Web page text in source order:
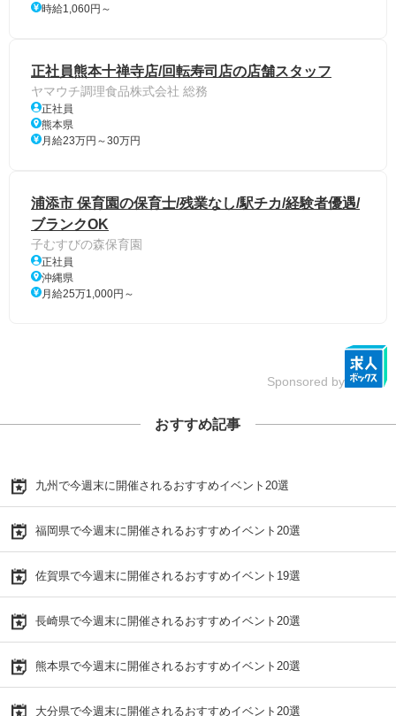
時給1,060円～
正社員熊本十禅寺店/回転寿司店の店舗スタッフ
ヤマウチ調理食品株式会社 総務
正社員
熊本県
月給23万円～30万円
浦添市 保育園の保育士/残業なし/駅チカ/経験者優遇/
ブランクOK
子むすびの森保育園
正社員
沖縄県
月給25万1,000円～
Sponsored by
おすすめ記事
九州で今週末に開催されるおすすめイベント20選
福岡県で今週末に開催されるおすすめイベント20選
佐賀県で今週末に開催されるおすすめイベント19選
長崎県で今週末に開催されるおすすめイベント20選
熊本県で今週末に開催されるおすすめイベント20選
大分県で今週末に開催されるおすすめイベント20選